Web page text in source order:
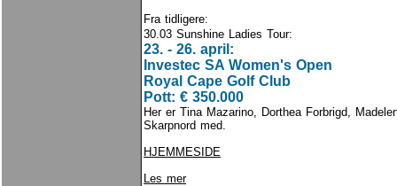
Fra tidligere:
30.03 Sunshine Ladies Tour:
23. - 26. april:
Investec SA Women's Open
Royal Cape Golf Club
Pott: € 350.000
Her er Tina Mazarino, Dorthea Forbrigd,
Skarpnord med.
HJEMMESIDE
Les mer